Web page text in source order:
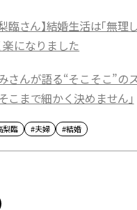
梨臨さん】結婚生活は「無理
楽になりました
さんが語る“そこそこ”のス
こまで細かく決めません」
梨臨 #夫婦 #結婚